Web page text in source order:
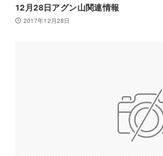
12月28日アグン山関連情報
2017年12月28日